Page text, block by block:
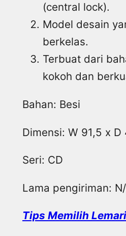
(central lock).
Model desain
berkelas.
Terbuat dari
kokoh dan
Bahan: Besi
Dimensi: W 91,5 x D
Seri: CD
Lama pengiriman:
Tips Memilih